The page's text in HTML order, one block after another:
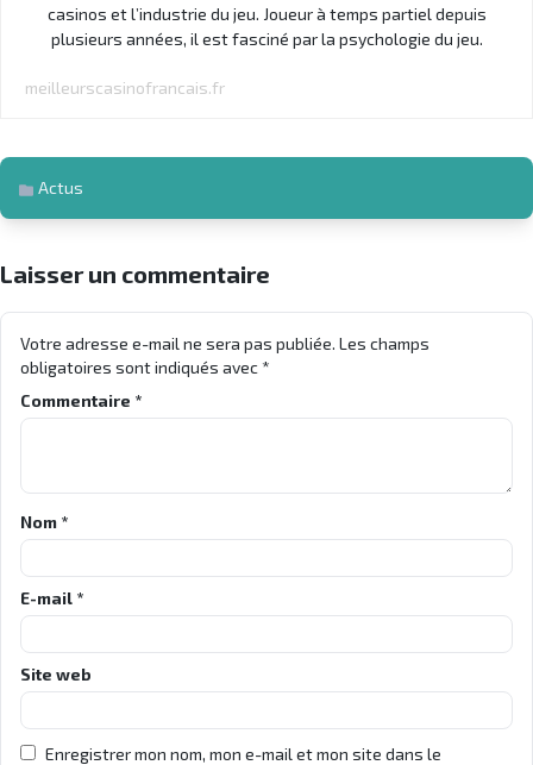
casinos et l’industrie du jeu. Joueur à temps partiel depuis
plusieurs années, il est fasciné par la psychologie du jeu.
meilleurscasinofrancais.fr
Actus
Laisser un commentaire
Votre adresse e-mail ne sera pas publiée. Les champs
obligatoires sont indiqués avec*
Commentaire *
Nom *
E-mail *
Site web
Enregistrer mon nom, mon e-mail et mon site dans le